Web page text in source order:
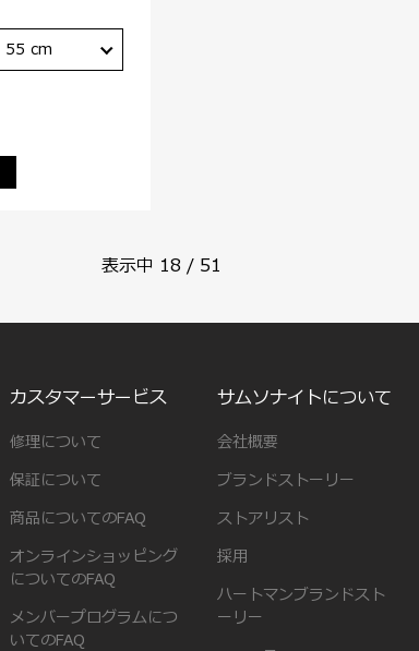
55 cm
表示中 18 / 51
カスタマーサービス
修理について
保証について
商品についてのFAQ
オンラインショッピング
についてのFAQ
メンバープログラムにつ
いてのFAQ
サムソナイトについて
会社概要
ブランドストーリー
ストアリスト
採用
ハートマンブランドスト
ーリー